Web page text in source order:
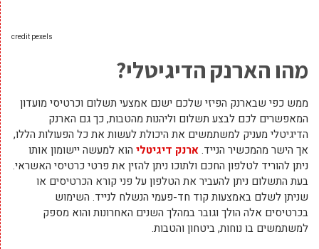
credit pexels
מהו הארנק הדיגיטלי?
ממש כפי שבארנק הפיזי שלכם ישנם אמצעי תשלום וכרטיסי מועדון
המאפשרים לכם לבצע תשלום וליהנות מהטבות, כך גם הארנק
הדיגיטלי מעניק למשתמשים את היכולת לעשות את כל הפעולות הללו,
אך הישר מהמכשיר הנייד.ארנק דיגיטלי הוא למעשה יישומון אותו
ניתן להוריד לטלפון החכם ולתוכו ניתן להזין את פרטי כרטיסי האשראי.
בעת התשלום ניתן להעביר את הטלפון על פני קורא הכרטיסים או
שניתן לשלם באמצעות קוד חד-פעמי הנשלח לנייד. השימוש
בכרטיסים אלה הולך וגובר במהלך השנים האחרונות והוא מספק
למשתמשים בו נוחות, ביטחון והטבות.